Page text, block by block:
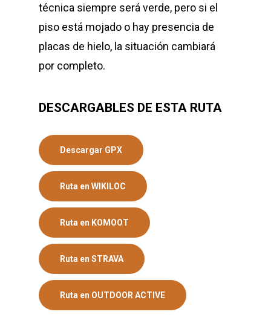
técnica siempre será verde, pero si el
piso está mojado o hay presencia de
placas de hielo, la situación cambiará
por completo.
DESCARGABLES DE ESTA RUTA
Descargar GPX
Ruta en WIKILOC
Ruta en KOMOOT
Ruta en STRAVA
Ruta en OUTDOOR ACTIVE